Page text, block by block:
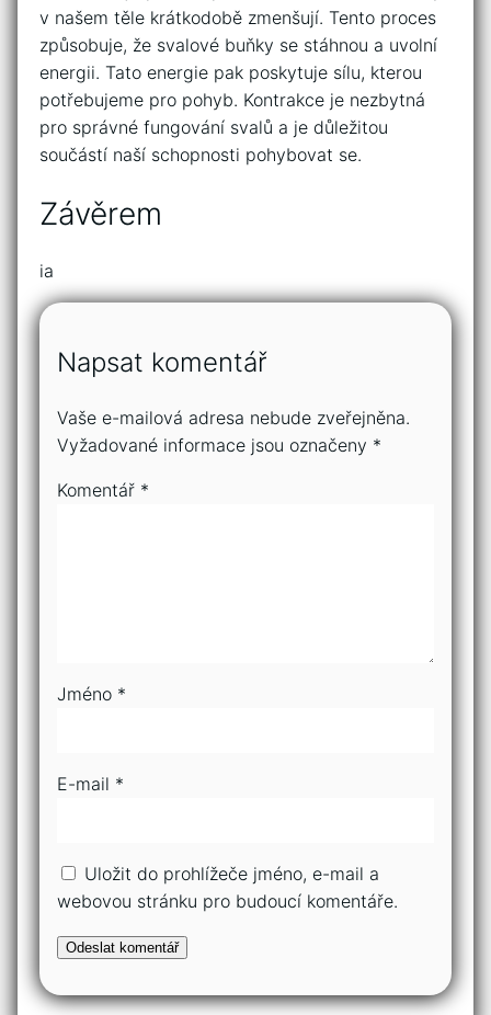
v našem těle krátkodobě zmenšují. Tento proces
způsobuje, že svalové buňky se stáhnou a uvolní
energii. Tato energie pak poskytuje sílu, kterou
potřebujeme pro pohyb. Kontrakce je nezbytná
pro správné fungování svalů a je důležitou
součástí naší schopnosti pohybovat se.
Závěrem
ia
Napsat komentář
Vaše e-mailová adresa nebude zveřejněna.
Vyžadované informace jsou označeny *
Komentář *
Jméno *
E-mail *
Uložit do prohlížeče jméno, e-mail a
webovou stránku pro budoucí komentáře.